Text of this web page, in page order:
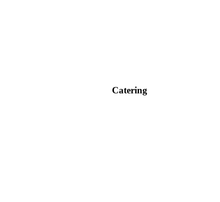
Catering